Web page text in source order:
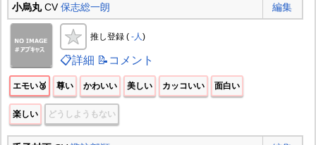
小烏丸CV保志総一朗 編集
推し登録 ( -人)
📋詳細 📝コメント
エモい🥉 尊い かわいい 美しい カッコいい 面白い
楽しい どうしようもない